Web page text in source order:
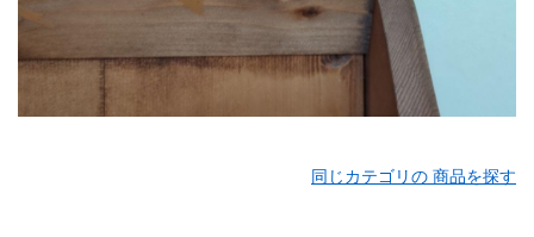
同じカテゴリの 商品を探す